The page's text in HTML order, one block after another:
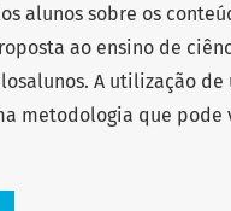
alunos sobre os
ao ensino de
A utilização
metodologia que